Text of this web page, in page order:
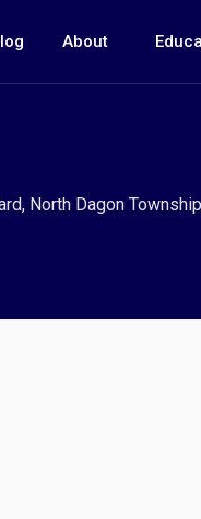
About
North Dagon